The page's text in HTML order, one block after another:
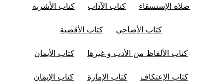
صلاة الإستسقاء كتاب الآداب كتاب الأشربة
كتاب الأضاحي كتاب الأقضية
كتاب الألفاظ من الأدب و غيرها كتاب الأيمان
كتاب الإعتكاف كتاب الإمارة كتاب الإيمان